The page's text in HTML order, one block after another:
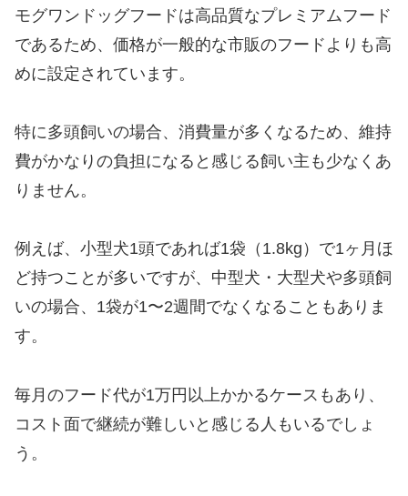
モグワンドッグフードは高品質なプレミアムフード
であるため、価格が一般的な市販のフードよりも高
めに設定されています。
特に多頭飼いの場合、消費量が多くなるため、維持
費がかなりの負担になると感じる飼い主も少なくあ
りません。
例えば、小型犬1頭であれば1袋（1.8kg）で1ヶ月ほ
ど持つことが多いですが、中型犬・大型犬や多頭飼
いの場合、1袋が1〜2週間でなくなることもありま
す。
毎月のフード代が1万円以上かかるケースもあり、
コスト面で継続が難しいと感じる人もいるでしょ
う。